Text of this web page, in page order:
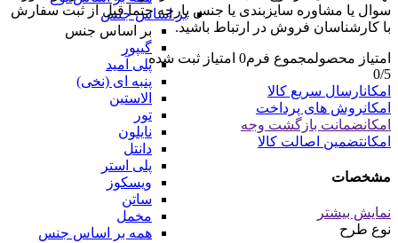
بر اساس جنس
بر اساس جنس
گیپور
پلی آمید
پنبه ای (نخی)
الاستین
تور
نایلون
دانتل
پلی استر
ویسکوز
ساتن
مخمل
همه بر اساس جنس
سوال یا مشاوره سایزبندی یا جنس پارچه حتما قبل از ثبت سفارش
با کارشناسان فروش در ارتباط باشید.
امتیاز محصولمجموع فرم0 امتیاز ثبت شده
0/5
امکانارسال سریع کالا
امکانروش های پرداخت
امکانضمانت بازگشت وجه
امکانتضمین اصالت کالا
مشخصات
نمایش بیشتر
نوع طرح